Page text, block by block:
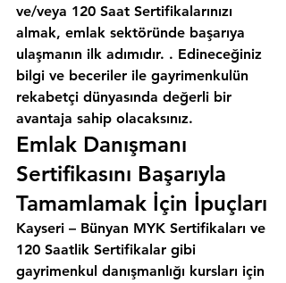
ve/veya 120 Saat Sertifikalarınızı
almak, emlak sektöründe başarıya
ulaşmanın ilk adımıdır. . Edineceğiniz
bilgi ve beceriler ile gayrimenkulün
rekabetçi dünyasında değerli bir
avantaja sahip olacaksınız.
Emlak Danışmanı
Sertifikasını Başarıyla
Tamamlamak İçin İpuçları
Kayseri – Bünyan MYK Sertifikaları ve
120 Saatlik Sertifikalar gibi
gayrimenkul danışmanlığı kursları için